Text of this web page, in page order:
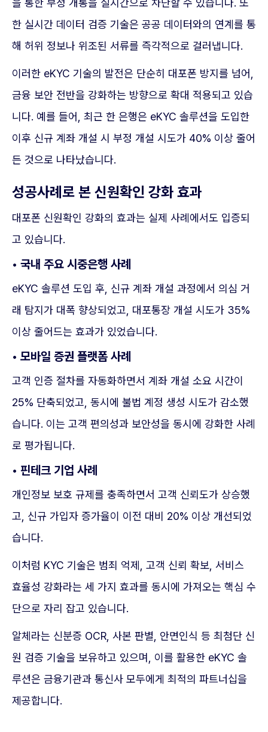
을 통한 부정 개통을 실시간으로 차단할 수 있습니다. 또
한 실시간 데이터 검증 기술은 공공 데이터와의 연계를 통
해 허위 정보나 위조된 서류를 즉각적으로 걸러냅니다.
이러한 eKYC 기술의 발전은 단순히 대포폰 방지를 넘어,
금융 보안 전반을 강화하는 방향으로 확대 적용되고 있습
니다. 예를 들어, 최근 한 은행은 eKYC 솔루션을 도입한
이후 신규 계좌 개설 시 부정 개설 시도가 40% 이상 줄어
든 것으로 나타났습니다.
성공사례로 본 신원확인 강화 효과
대포폰 신원확인 강화의 효과는 실제 사례에서도 입증되
고 있습니다.
• 국내 주요 시중은행 사례
eKYC 솔루션 도입 후, 신규 계좌 개설 과정에서 의심 거
래 탐지가 대폭 향상되었고, 대포통장 개설 시도가 35%
이상 줄어드는 효과가 있었습니다.
• 모바일 증권 플랫폼 사례
고객 인증 절차를 자동화하면서 계좌 개설 소요 시간이
25% 단축되었고, 동시에 불법 계정 생성 시도가 감소했
습니다. 이는 고객 편의성과 보안성을 동시에 강화한 사례
로 평가됩니다.
• 핀테크 기업 사례
개인정보 보호 규제를 충족하면서 고객 신뢰도가 상승했
고, 신규 가입자 증가율이 이전 대비 20% 이상 개선되었
습니다.
이처럼 KYC 기술은 범죄 억제, 고객 신뢰 확보, 서비스
효율성 강화라는 세 가지 효과를 동시에 가져오는 핵심 수
단으로 자리 잡고 있습니다.
알체라는 신분증 OCR, 사본 판별, 안면인식 등 최첨단 신
원 검증 기술을 보유하고 있으며, 이를 활용한 eKYC 솔
루션은 금융기관과 통신사 모두에게 최적의 파트너십을
제공합니다.